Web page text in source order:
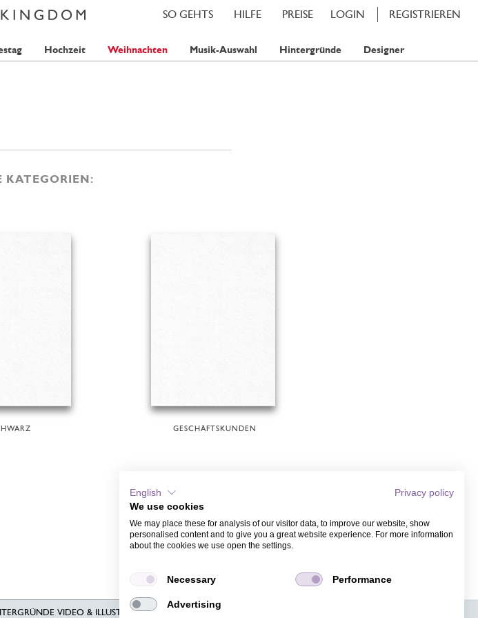
LOGIN REGISTRIEREN
PREISE
HILFE
SO GEHTS
Hochzeit Weihnachten Musik-Auswahl Hintergründe Designer
KATEGORIEN:
GESCHÄFTSKUNDEN
VIDEO & ILLUSTRATIONEN
English
Privacy policy
We use cookies
We may place these for analysis of our visitor data, to improve our website, show
personalised content and to give you a great website experience. For more information
about the cookies we use open the settings.
Necessary Performance
Advertising